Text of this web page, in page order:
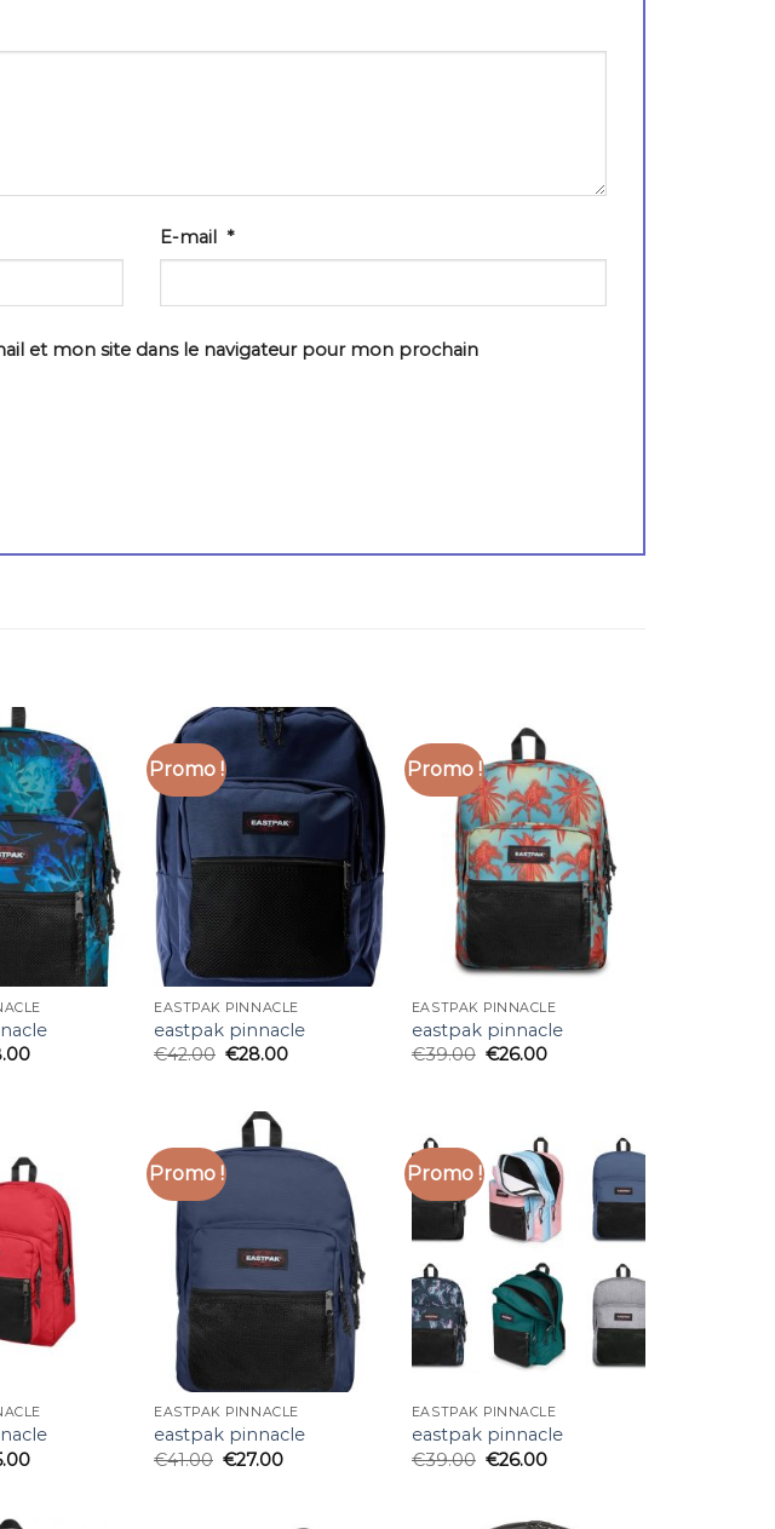
E-mail*
et mon site dans le navigateur pour mon prochain
Promo !
EASTPAK PINNACLE
eastpak pinnacle
€42.00 €28.00
Promo !
EASTPAK PINNACLE
eastpak pinnacle
€39.00 €26.00
Promo !
EASTPAK PINNACLE
eastpak pinnacle
€41.00 €27.00
Promo !
EASTPAK PINNACLE
eastpak pinnacle
€39.00 €26.00